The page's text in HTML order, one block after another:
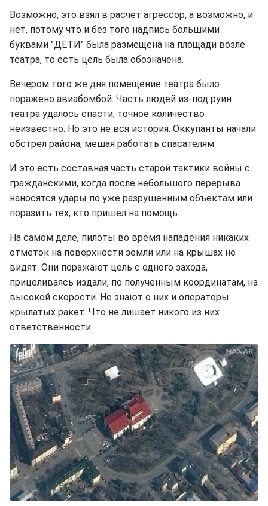
Возможно, это взял в расчет агрессор, а возможно, и
нет, потому что и без того надпись большими
буквами "ДЕТИ" была размещена на площади возле
театра, то есть цель была обозначена.
Вечером того же дня помещение театра было
поражено авиабомбой. Часть людей из-под руин
театра удалось спасти, точное количество
неизвестно. Но это не вся история. Оккупанты начали
обстрел района, мешая работать спасателям.
И это есть составная часть старой тактики войны с
гражданскими, когда после небольшого перерыва
наносятся удары по уже разрушенным объектам или
поразить тех, кто пришел на помощь.
На самом деле, пилоты во время нападения никаких
отметок на поверхности земли или на крышах не
видят. Они поражают цель с одного захода,
прицеливаясь издали, по полученным координатам, на
высокой скорости. Не знают о них и операторы
крылатых ракет. Что не лишает никого из них
ответственности.